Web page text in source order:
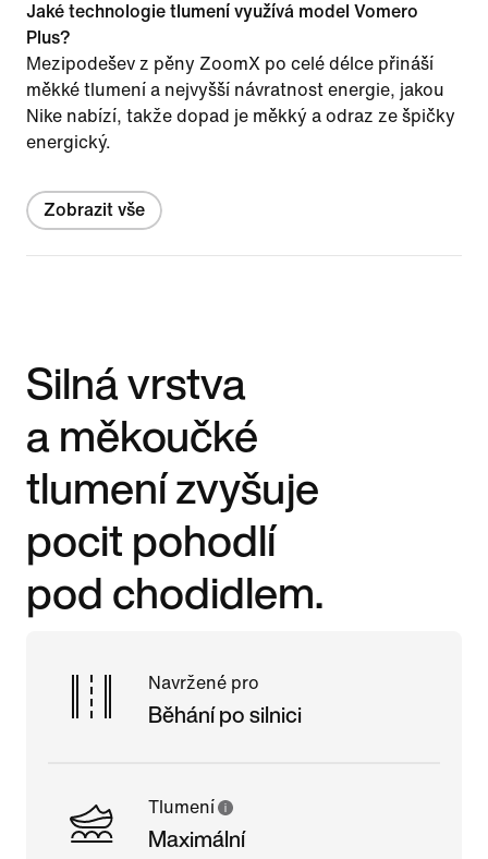
Jaké technologie tlumení využívá model Vomero
Plus?
Mezipodešev z pěny ZoomX po celé délce přináší
měkké tlumení a nejvyšší návratnost energie, jakou
Nike nabízí, takže dopad je měkký a odraz ze špičky
energický.
Zobrazit vše
Silná vrstva
a měkoučké
tlumení zvyšuje
pocit pohodlí
pod chodidlem.
Navržené pro
Běhání po silnici
Tlumení
Maximální